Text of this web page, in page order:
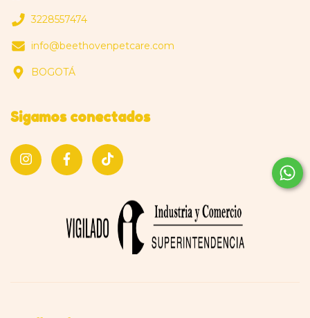
3228557474
info@beethovenpetcare.com
BOGOTÁ
Sigamos conectados